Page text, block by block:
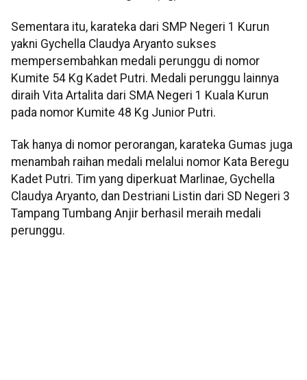
Sementara itu, karateka dari SMP Negeri 1 Kurun
yakni Gychella Claudya Aryanto sukses
mempersembahkan medali perunggu di nomor
Kumite 54 Kg Kadet Putri. Medali perunggu lainnya
diraih Vita Artalita dari SMA Negeri 1 Kuala Kurun
pada nomor Kumite 48 Kg Junior Putri.
Tak hanya di nomor perorangan, karateka Gumas juga
menambah raihan medali melalui nomor Kata Beregu
Kadet Putri. Tim yang diperkuat Marlinae, Gychella
Claudya Aryanto, dan Destriani Listin dari SD Negeri 3
Tampang Tumbang Anjir berhasil meraih medali
perunggu.